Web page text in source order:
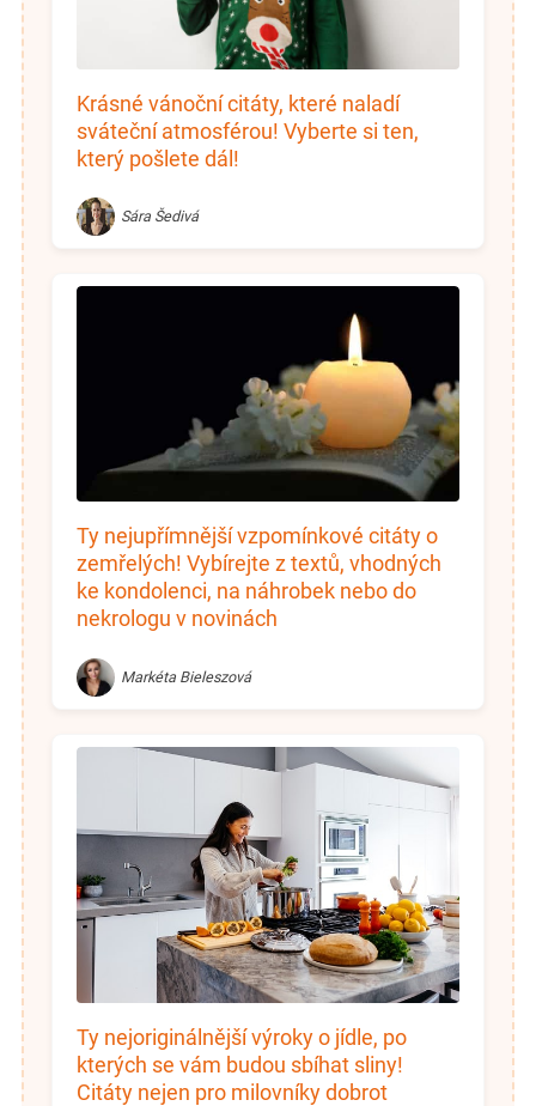
Krásné vánoční citáty, které naladí
sváteční atmosférou! Vyberte si ten,
který pošlete dál!
Sára Šedivá
Ty nejupřímnější vzpomínkové citáty o
zemřelých! Vybírejte z textů, vhodných
ke kondolenci, na náhrobek nebo do
nekrologu v novinách
Markéta Bieleszová
Ty nejoriginálnější výroky o jídle, po
kterých se vám budou sbíhat sliny!
Citáty nejen pro milovníky dobrot